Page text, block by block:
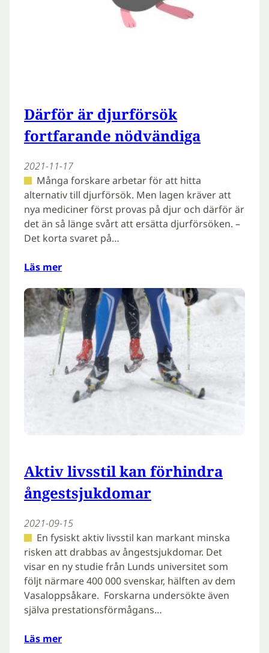
Därför är djurförsök
fortfarande nödvändiga
2021-11-17
Många forskare arbetar för att hitta
alternativ till djurförsök. Men lagen kräver att
nya mediciner först provas på djur och därför är
det än så länge svårt att ersätta djurförsöken. –
Det korta svaret på…
Läs mer
Aktiv livsstil kan förhindra
ångestsjukdomar
2021-09-15
En fysiskt aktiv livsstil kan markant minska
risken att drabbas av ångestsjukdomar. Det
visar en ny studie från Lunds universitet som
följt närmare 400 000 svenskar, hälften av dem
Vasaloppsåkare. Forskarna undersökte även
själva prestationsförmågans…
Läs mer